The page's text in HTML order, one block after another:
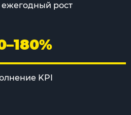
рост
KPI